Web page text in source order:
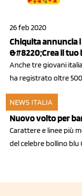
26 feb 2020
Chiquita annuncia
&#8220;Crea il tuo
Anche tre giovani
ha registrato oltre
NEWS ITALIA
27 apr 2011
Nuovo volto per
Carattere e linee più
del celebre bollino blu